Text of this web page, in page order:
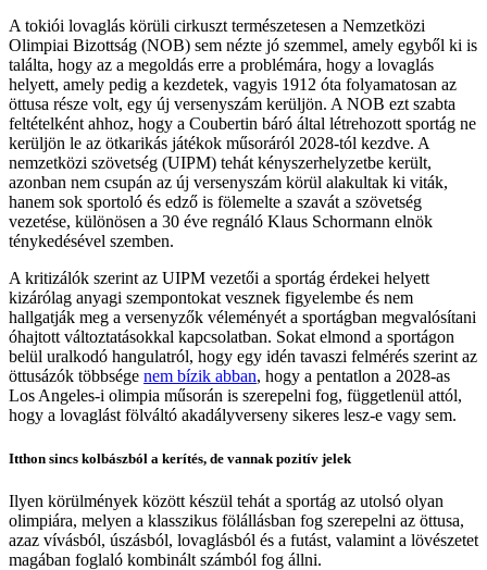
A tokiói lovaglás körüli cirkuszt természetesen a Nemzetközi
Olimpiai Bizottság (NOB) sem nézte jó szemmel, amely egyből ki is
találta, hogy az a megoldás erre a problémára, hogy a lovaglás
helyett, amely pedig a kezdetek, vagyis 1912 óta folyamatosan az
öttusa része volt, egy új versenyszám kerüljön. A NOB ezt szabta
feltételként ahhoz, hogy a Coubertin báró által létrehozott sportág ne
kerüljön le az ötkarikás játékok műsoráról 2028-tól kezdve. A
nemzetközi szövetség (UIPM) tehát kényszerhelyzetbe került,
azonban nem csupán az új versenyszám körül alakultak ki viták,
hanem sok sportoló és edző is fölemelte a szavát a szövetség
vezetése, különösen a 30 éve regnáló Klaus Schormann elnök
ténykedésével szemben.
A kritizálók szerint az UIPM vezetői a sportág érdekei helyett
kizárólag anyagi szempontokat vesznek figyelembe és nem
hallgatják meg a versenyzők véleményét a sportágban megvalósítani
óhajtott változtatásokkal kapcsolatban. Sokat elmond a sportágon
belül uralkodó hangulatról, hogy egy idén tavaszi felmérés szerint az
öttusázók többsége nem bízik abban, hogy a pentatlon a 2028-as
Los Angeles-i olimpia műsorán is szerepelni fog, függetlenül attól,
hogy a lovaglást fölváltó akadályverseny sikeres lesz-e vagy sem.
Itthon sincs kolbászból a kerítés, de vannak pozitív jelek
Ilyen körülmények között készül tehát a sportág az utolsó olyan
olimpiára, melyen a klasszikus fölállásban fog szerepelni az öttusa,
azaz vívásból, úszásból, lovaglásból és a futást, valamint a lövészetet
magában foglaló kombinált számból fog állni.